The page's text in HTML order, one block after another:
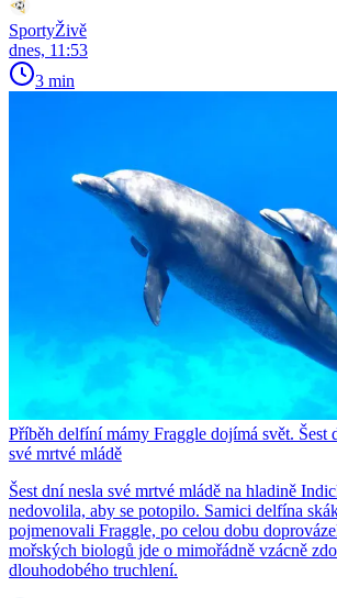
SportyŽivě
dnes, 11:53
3 min
Příběh delfíní mámy Fraggle dojímá svět. Šest
své mrtvé mládě
Šest dní nesla své mrtvé mládě na hladině
nedovolila, aby se potopilo. Samici delfína
pojmenovali Fraggle, po celou dobu
mořských biologů jde o mimořádně vzácně
dlouhodobého truchlení.